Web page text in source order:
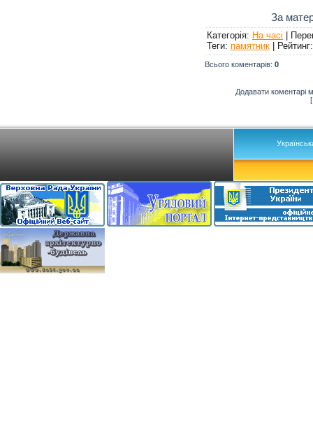
За
Категорія: На часі |
Теги: памятник | Рейтинг
Всього коментарів: 0
Додавати коментарі